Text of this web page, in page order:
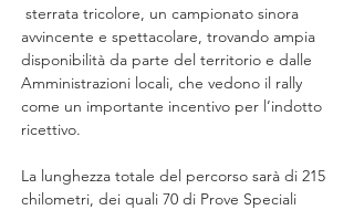
sterrata tricolore, un campionato sinora
avvincente e spettacolare, trovando ampia
disponibilità da parte del territorio e dalle
Amministrazioni locali, che vedono il rally
come un importante incentivo per l’indotto
ricettivo.
La lunghezza totale del percorso sarà di 215
chilometri, dei quali 70 di Prove Speciali